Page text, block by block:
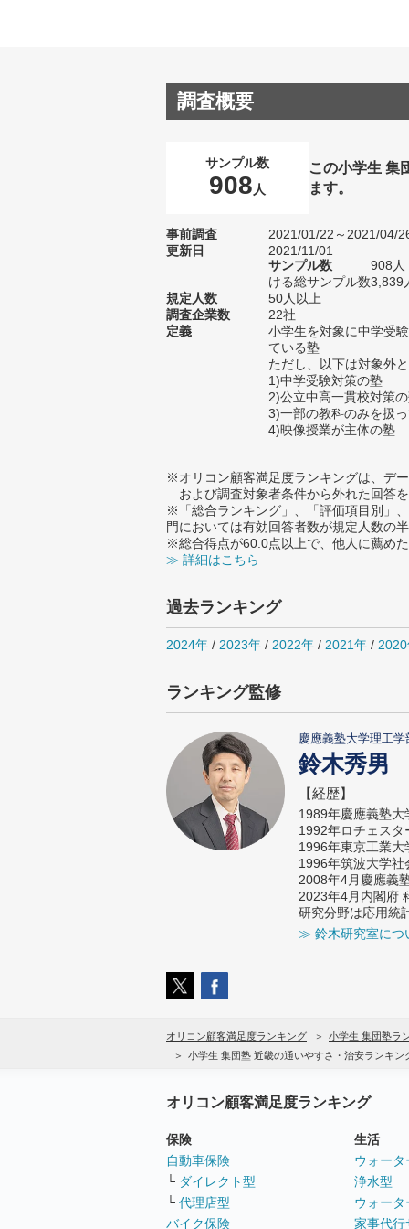
調査概要
サンプル数
908 人
この小学生 集
ます。
事前調査
2021/01/22～2021/04/
更新日
2021/11/01
サンプル数
908人
ける総サンプル数3,839
規定人数
50人以上
調査企業数
22社
定義
小学生を対象に中学受
ている塾
ただし、以下は対象外
1)中学受験対策の塾
2)公立中高一貫校対策
3)一部の教科のみを扱
4)映像授業が主体の塾
※オリコン顧客満足度ランキングは、デ
および調査対象者条件から外れた回答を
※「総合ランキング」、「評価項目別」
門においては有効回答者数が規定人数の
※総合得点が60.0点以上で、他人に薦め
≫ 詳細はこちら
過去ランキング
2024年 / 2023年 / 2022年 / 2021年 /
ランキング監修
慶應義塾大学理工学
鈴木秀男
【経歴】
1989年慶應義塾大
1992年ロチェスタ
1996年東京工業大
1996年筑波大学社
2008年4月慶應義
2023年4月内閣府
研究分野は応用統
≫ 鈴木研究室につ
オリコン顧客満足度ランキング 小学生 集団塾ラ
小学生 集団塾 近畿の通いやすさ・治安ランキン
オリコン顧客満足度ランキング
保険
自動車保険
└ ダイレクト型
└ 代理店型
バイク保険
生活
ウォータ
浄水型
ウォータ
家事代行